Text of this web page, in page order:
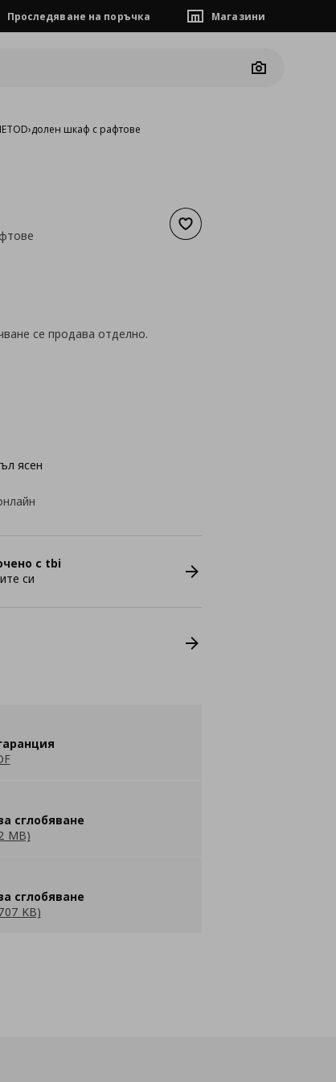
Проследяване на поръчка Магазини
Camera
›долен шкаф с рафтове
Добави към списъка с
се продава отделно.
ясен
с tbi
си
сглобяване
MB)
сглобяване
KB)